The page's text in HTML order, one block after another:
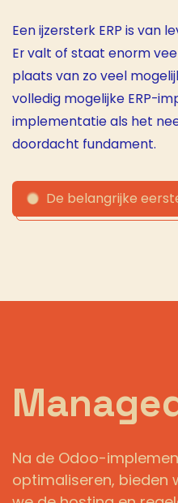
Een ijzersterk ERP is van
Er valt of staat enorm
plaats van zo veel
volledig mogelijke ERP-
implementatie als het
doordacht fundament.
De belangrijke
Na de Odoo-
optimaliseren, bieden